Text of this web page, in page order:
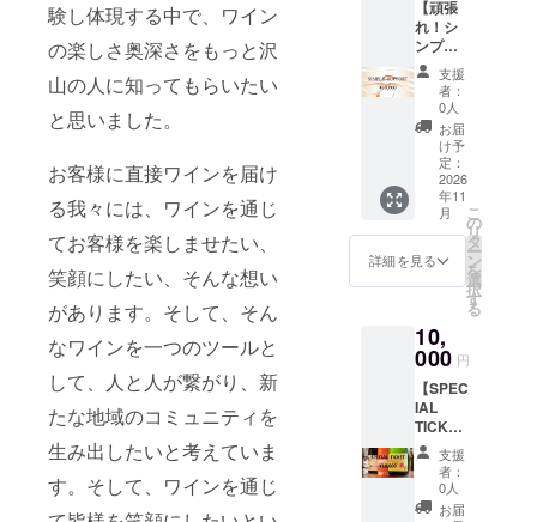
験し体現する中で、ワイン
の楽しさ奥深さをもっと沢
山の人に知ってもらいたい
と思いました。
お客様に直接ワインを届け
る我々には、ワインを通じ
てお客様を楽しませたい、
笑顔にしたい、そんな想い
があります。そして、そん
なワインを一つのツールと
して、人と人が繋がり、新
たな地域のコミュニティを
生み出したいと考えていま
す。そして、ワインを通じ
くださ
い。 ・
有効期
間：グ
ランド
オープ
ン〜1年
ずお名
前とご
住所を
ご記載
くださ
い。 郵
送をご
希望さ
れない
方に
は、
オープ
ンした
店舗で
能で
す。
【頑張
れ！シ
ンプル
支援
10,000
円】 こ
のコー
スは純
粋な支
援のお
願いで
す。 ①
ご支援
を頂い
た皆様
には感
持ちを
込め
て、 お
礼の
メッ
セージ
をお送
りしま
す。 ②
新店舗
支援
者：
0人
お届
け予
定：
2026
年11
月
詳細を見る
こ
の
リ
タ
ー
ン
を
選
択
す
る
10,
000 円
【SPEC
IAL
TICKET
10,000
円】 ・
オープ
ンした
支援
者：
0人
お届